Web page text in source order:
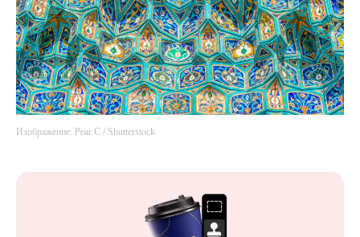
Изображение: Pear C / Shutterstock